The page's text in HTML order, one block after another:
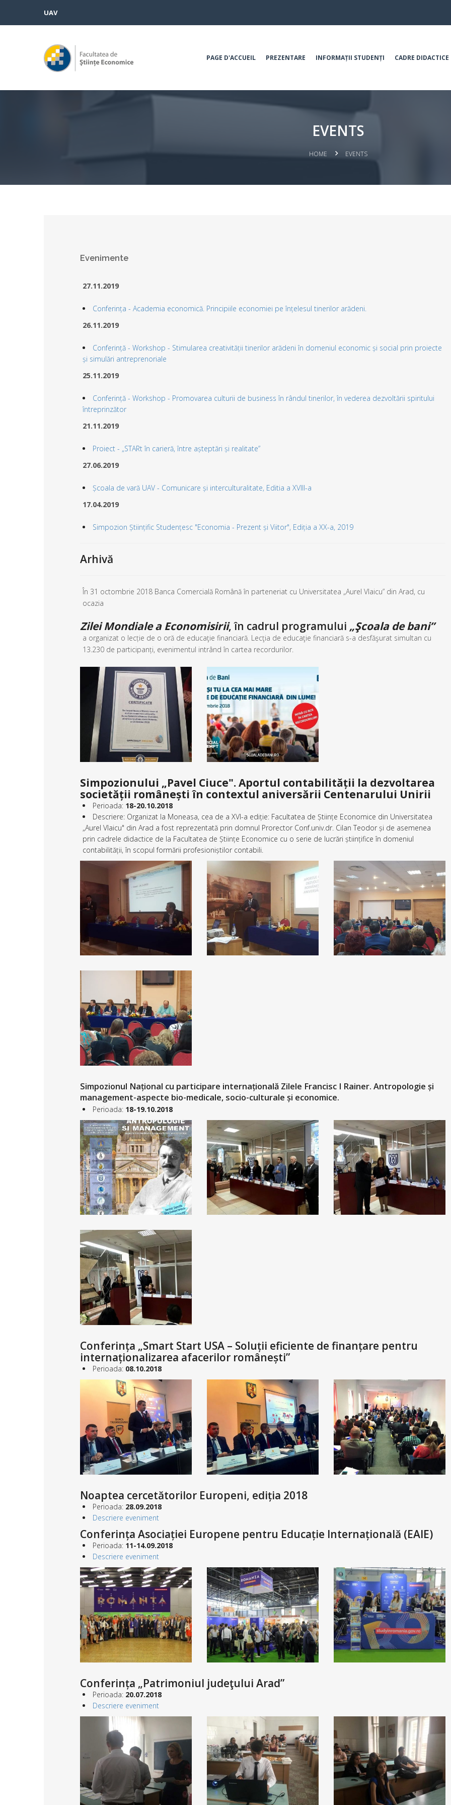
UAV
PAGE D'ACCUEIL PREZENTARE INFORMAȚII STUDENȚI CADRE DIDACTICE
EVENTS
HOME EVENTS
Evenimente
27.11.2019
Conferința - Academia economică. Principiile economiei pe înțelesul tinerilor arădeni.
26.11.2019
Conferință - Workshop - Stimularea creativității tinerilor arădeni în domeniul economic și social prin proiecte
și simulări antreprenoriale
25.11.2019
Conferință - Workshop - Promovarea culturii de business în rândul tinerilor, în vederea dezvoltării spiritului
întreprinzător
21.11.2019
Proiect - „STARt în carieră, între așteptări și realitate”
27.06.2019
Școala de vară UAV - Comunicare și interculturalitate, Editia a XVIII-a
17.04.2019
Simpozion Științific Studențesc "Economia - Prezent și Viitor", Ediția a XX-a, 2019
Arhivă
În 31 octombrie 2018 Banca Comercială Română în parteneriat cu Universitatea „Aurel Vlaicu” din Arad, cu
ocazia
Zilei Mondiale a Economisirii, în cadrul programului „Şcoala de bani”
a organizat o lecție de o oră de educaţie financiară. Lecţia de educaţie financiară s-a desfăşurat simultan cu
13.230 de participanți, evenimentul intrând în cartea recordurilor.
Simpozionului „Pavel Ciuce".Aportul contabilității la dezvoltarea
societății românești în contextul aniversării Centenarului Unirii
Perioada: 18-20.10.2018
Descriere: Organizat la Moneasa, cea de a XVI-a ediție: Facultatea de Științe Economice din Universitatea
„Aurel Vlaicu" din Arad a fost reprezentată prin domnul Prorector Conf.univ.dr. Cilan Teodor și de asemenea
prin cadrele didactice de la Facultatea de Științe Economice cu o serie de lucrări științifice în domeniul
contabilității, în scopul formării profesioniștilor contabili.
Simpozionul Național cu participare internațională Zilele Francisc I Rainer. Antropologie și
management-aspecte bio-medicale, socio-culturale și economice.
Perioada: 18-19.10.2018
Conferința „Smart Start USA – Soluții eficiente de finanțare pentru
internaționalizarea afacerilor românești”
Perioada: 08.10.2018
Noaptea cercetătorilor Europeni, ediția 2018
Perioada: 28.09.2018
Descriere eveniment
Conferința Asociației Europene pentru Educație Internațională (EAIE)
Perioada: 11-14.09.2018
Descriere eveniment
Conferința „Patrimoniul judeţului Arad”
Perioada: 20.07.2018
Descriere eveniment